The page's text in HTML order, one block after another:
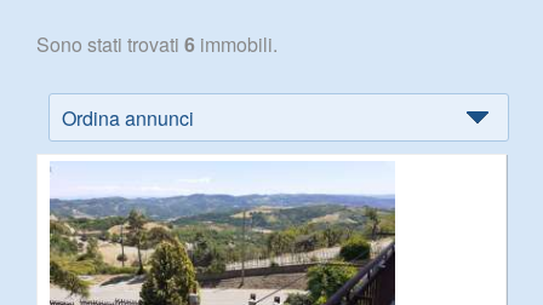
Sono stati trovati 6 immobili.